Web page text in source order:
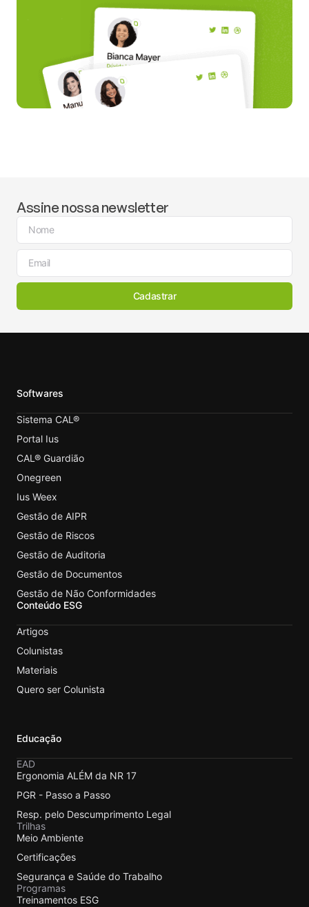
Assine nossa newsletter
Cadastrar
Softwares
Sistema CAL®
Portal Ius
CAL® Guardião
Onegreen
Ius Weex
Gestão de AIPR
Gestão de Riscos
Gestão de Auditoria
Gestão de Documentos
Gestão de Não Conformidades
Conteúdo ESG
Artigos
Colunistas
Materiais
Quero ser Colunista
Educação
EAD
Ergonomia ALÉM da NR 17
PGR - Passo a Passo
Resp. pelo Descumprimento Legal
Trilhas
Meio Ambiente
Certificações
Segurança e Saúde do Trabalho
Programas
Treinamentos ESG